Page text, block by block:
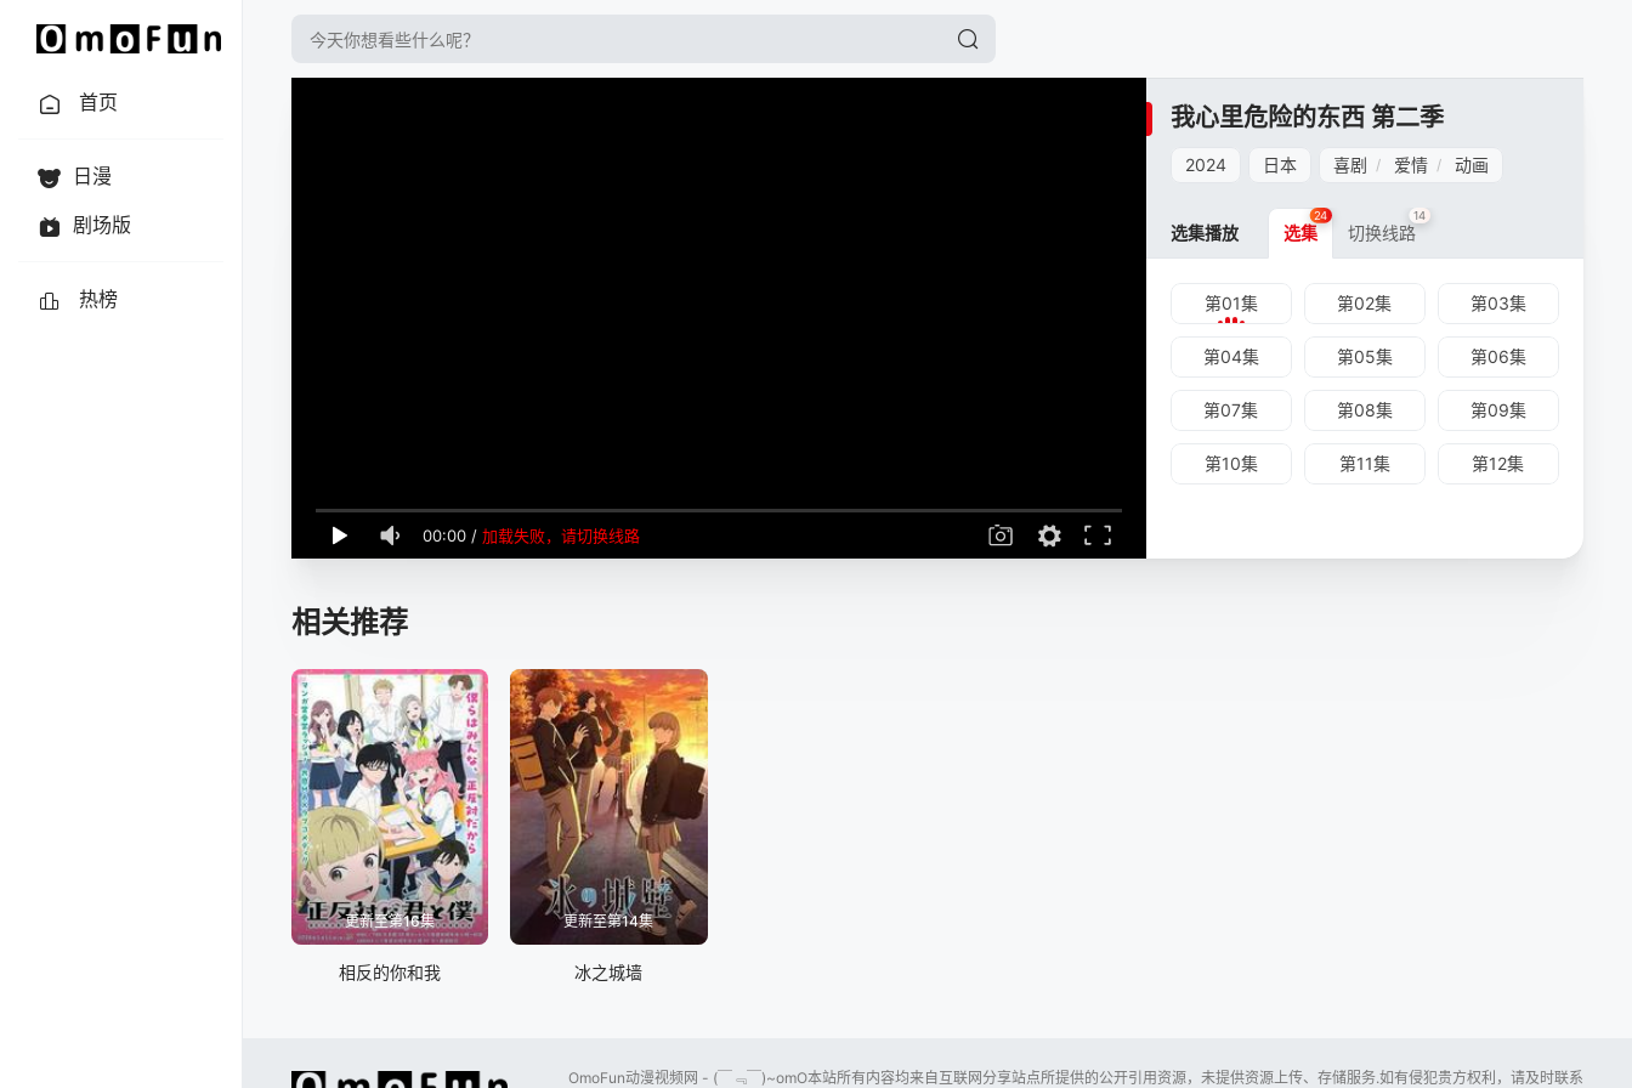
首页
日漫
剧场版
热榜
00:00 / 加载失败，请切换线路
我心里危险的东西 第二季
2024 日本 喜剧 / 爱情 / 动画
选集播放 选集
24
切换线路
14
第01集 第02集 第03集
第04集 第05集 第06集
第07集 第08集 第09集
第10集 第11集 第12集
相关推荐
更新至第16集
相反的你和我
更新至第14集
冰之城墙
OmoFun动漫视频网 - (￣﹃￣)~omO本站所有内容均来自互联网分享站点所提供的公开引用资源，未提供资源上传、存储服务.如有侵犯贵方权利，请及时联系